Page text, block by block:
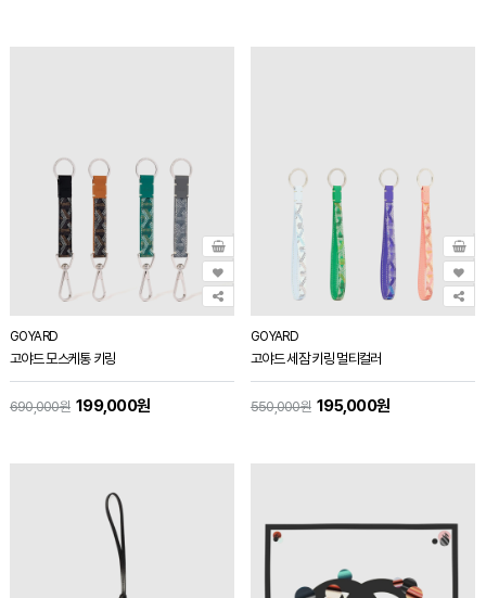
GOYARD
고야드 모스케통 키링
690,000원 199,000원
GOYARD
고야드 세잠 키링 멀티컬러
550,000원 195,000원